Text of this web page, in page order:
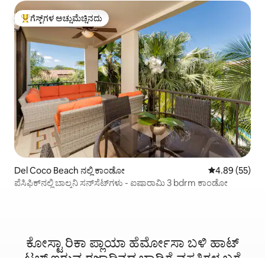
ಗೆಸ್ಟ್‌ಗಳಿಗೆ ಅತಿ ಹೆಚ್ಚು ಅಚ್ಚುಮೆಚ್ಚಿನದು
ಗೆಸ್ಟ್‌ಗಳ ಅಚ್ಚುಮೆಚ್ಚಿನದು
Del Coco Beach ನಲ್ಲಿ ಕಾಂಡೋ 5 ರಲ್ಲಿ 4.89
4.89 (55)
ಪೆಸಿಫಿಕ್‌ನಲ್ಲಿ ಬಾಲ್ಕನಿ ಸನ್‌ಸೆಟ್‌ಗಳು - ಐಷಾರಾಮಿ 3 bdrm ಕಾಂಡೋ
ಕೋಸ್ಟಾ ರಿಕಾ ಪ್ಲಾಯಾ ಹೆರ್ಮೋಸಾ ಬಳಿ ಹಾಟ್